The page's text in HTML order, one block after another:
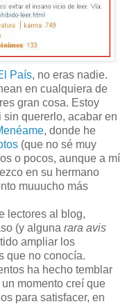
País, no eras nadie.
en cualquiera de
gran cosa. Estoy
quererlo, acabar en
, donde he
(que no sé muy
o pocos, aunque a mí
en su hermano
muuucho más
lectores al blog,
(y alguna rara avis
ampliar los
que no conocía.
ha hecho temblar
momento creí que
para satisfacer, en